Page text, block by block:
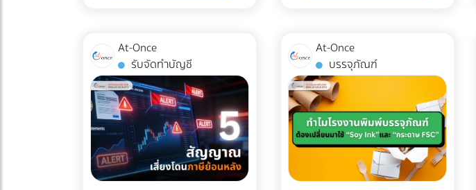
ตั้งแต่หลักแสนไปจนถึงหลักล้านบาท
ในอดีต การติดตั้งโซลาร์เซลล์ระบบ
On-Grid เพื่อลดค่าไฟคือทางเลือก
ยอดนิยม แต่จุดอ่อนที่สำคัญคือ
เมื่อไฟจากการไฟฟ้าดับ ระบบ On-
Grid ก็ต้องหยุดทำงานไปด้วย เพื่อ
ความปลอดภัยของช่างไฟที่กำลัง
ซ่อมแซมสายไฟอยู่ด้านนอก ทำให้
ด้วยวิดีโอ 3D คำถามคือ... คุณจะทำ
อย่างไรให้โบรชัวร์กระดาษที่พิมพ์มา
แล้ว สามารถปิดการขายลูกค้า
องค์กรได้? และคำตอบในปี 2026 คือ
การผสานสื่อออฟไลน์เข้ากับโลก
ดิจิทัลด้วยเทคโนโลยี Web-AR
(Web-based Augmented Reality)
Web-AR: สัมผัสประสบการณ์ 3D
At-Once
รับจัดทำบัญชี
At-Once
บรรจุภัณฑ์